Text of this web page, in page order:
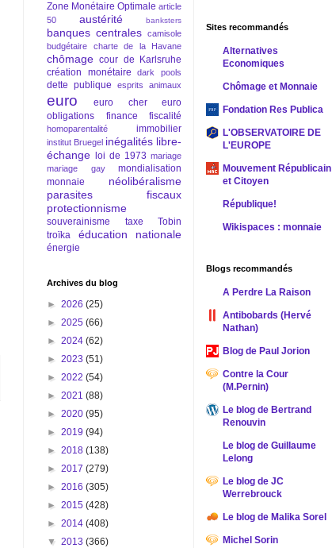
Zone Monétaire Optimale article
50
austérité banksters
banques centrales camisole
budgétaire
charte de la Havane
chômage cour de Karlsruhe
création monétaire
dark pools
dette publique esprits animaux
euro euro cher
euro
obligations
finance fiscalité
homoparentalité immobilier
institut Bruegel inégalités libre-
échange
loi de 1973 mariage
mariage gay
mondialisation
monnaie
néolibéralisme
parasites fiscaux
protectionnisme
souverainisme
taxe Tobin
troïka
éducation nationale
énergie
Archives du blog
► 2026 (25)
► 2025 (66)
► 2024 (62)
► 2023 (51)
► 2022 (54)
► 2021 (88)
► 2020 (95)
► 2019 (94)
► 2018 (138)
► 2017 (279)
► 2016 (305)
► 2015 (428)
► 2014 (408)
▼ 2013 (366)
Sites recommandés
Alternatives
Economiques
Chômage et Monnaie
Fondation Res Publica
L'OBSERVATOIRE DE
L'EUROPE
Mouvement Républicain
et Citoyen
République!
Wikispaces : monnaie
Blogs recommandés
A Perdre La Raison
Antibobards (Hervé
Nathan)
Blog de Paul Jorion
Contre la Cour
(M.Pernin)
Le blog de Bertrand
Renouvin
Le blog de Guillaume
Lelong
Le blog de JC
Werrebrouck
Le blog de Malika Sorel
Michel Sorin